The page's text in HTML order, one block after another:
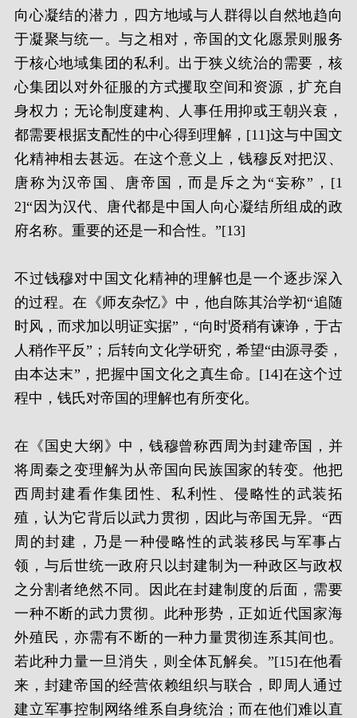
向心凝结的潜力，四方地域与人群得以自然地趋向
于凝聚与统一。与之相对，帝国的文化愿景则服务
于核心地域集团的私利。出于狭义统治的需要，核
心集团以对外征服的方式攫取空间和资源，扩充自
身权力；无论制度建构、人事任用抑或王朝兴衰，
都需要根据支配性的中心得到理解，[11]这与中国文
化精神相去甚远。在这个意义上，钱穆反对把汉、
唐称为汉帝国、唐帝国，而是斥之为“妄称”，[1
2]“因为汉代、唐代都是中国人向心凝结所组成的政
府名称。重要的还是一和合性。”[13]
不过钱穆对中国文化精神的理解也是一个逐步深入
的过程。在《师友杂忆》中，他自陈其治学初“追随
时风，而求加以明证实据”，“向时贤稍有谏诤，于古
人稍作平反”；后转向文化学研究，希望“由源寻委，
由本达末”，把握中国文化之真生命。[14]在这个过
程中，钱氏对帝国的理解也有所变化。
在《国史大纲》中，钱穆曾称西周为封建帝国，并
将周秦之变理解为从帝国向民族国家的转变。他把
西周封建看作集团性、私利性、侵略性的武装拓
殖，认为它背后以武力贯彻，因此与帝国无异。“西
周的封建，乃是一种侵略性的武装移民与军事占
领，与后世统一政府只以封建制为一种政区与政权
之分割者绝然不同。因此在封建制度的后面，需要
一种不断的武力贯彻。此种形势，正如近代国家海
外殖民，亦需有不断的一种力量贯彻连系其间也。
若此种力量一旦消失，则全体瓦解矣。”[15]在他看
来，封建帝国的经营依赖组织与联合，即周人通过
建立军事控制网络维系自身统治；而在他们难以直